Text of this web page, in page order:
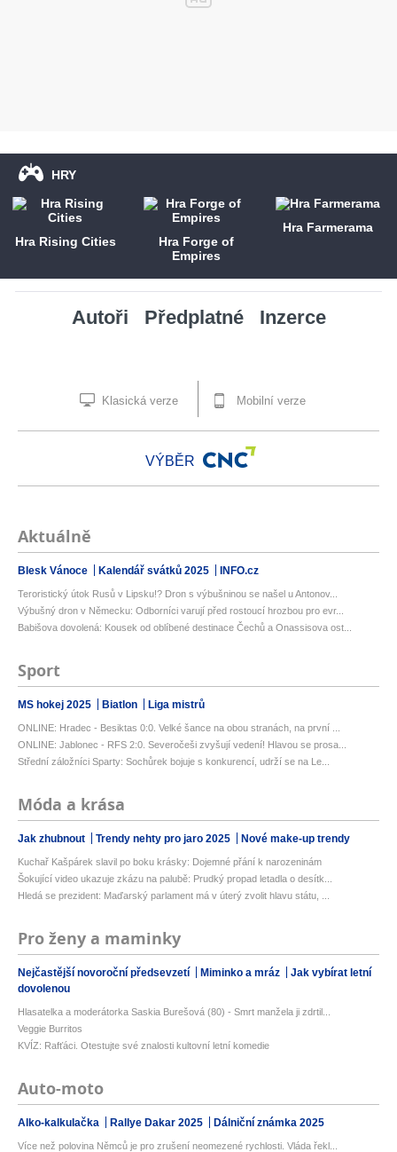
HRY
Hra Rising Cities
Hra Forge of
Empires
Hra Farmerama
Autoři Předplatné Inzerce
Klasická verze Mobilní verze
VÝBĚR
Aktuálně
Blesk Vánoce Kalendář svátků 2025 INFO.cz
Teroristický útok Rusů v Lipsku!? Dron s výbušninou se našel u Antonov...
Výbušný dron v Německu: Odborníci varují před rostoucí hrozbou pro evr...
Babišova dovolená: Kousek od oblíbené destinace Čechů a Onassisova ost...
Sport
MS hokej 2025 Biatlon Liga mistrů
ONLINE: Hradec - Besiktas 0:0. Velké šance na obou stranách, na první ...
ONLINE: Jablonec - RFS 2:0. Severočeši zvyšují vedení! Hlavou se prosa...
Střední záložníci Sparty: Sochůrek bojuje s konkurencí, udrží se na Le...
Móda a krása
Jak zhubnout Trendy nehty pro jaro 2025 Nové make-up trendy
Kuchař Kašpárek slavil po boku krásky: Dojemné přání k narozeninám
Šokující video ukazuje zkázu na palubě: Prudký propad letadla o desítk...
Hledá se prezident: Maďarský parlament má v úterý zvolit hlavu státu, ...
Pro ženy a maminky
Nejčastější novoroční předsevzetí Miminko a mráz
Jak vybírat letní
dovolenou
Hlasatelka a moderátorka Saskia Burešová (80) - Smrt manžela ji zdrtil...
Veggie Burritos
KVÍZ: Rafťáci. Otestujte své znalosti kultovní letní komedie
Auto-moto
Alko-kalkulačka Rallye Dakar 2025 Dálniční známka 2025
Více než polovina Němců je pro zrušení neomezené rychlosti. Vláda řekl...